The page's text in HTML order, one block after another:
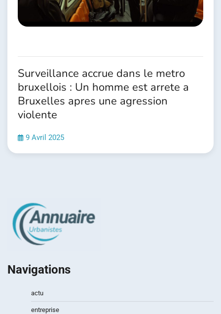
Surveillance accrue dans le metro
bruxellois : Un homme est arrete a
Bruxelles apres une agression
violente
9 Avril 2025
Navigations
actu
entreprise